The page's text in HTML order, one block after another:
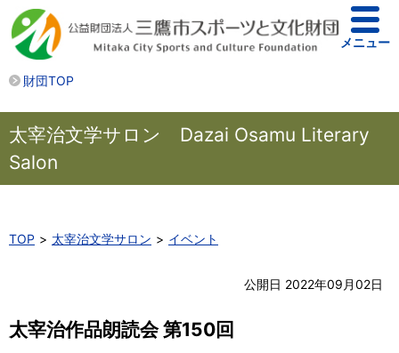
財団TOP
メニュー
太宰治文学サロン Dazai Osamu Literary
Salon
TOP 太宰治文学サロン イベント
公開日 2022年09月02日
太宰治作品朗読会 第150回